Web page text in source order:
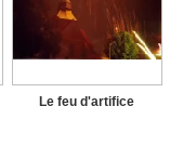
Le feu d'artifice